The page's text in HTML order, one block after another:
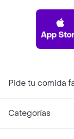
App
Pide tu comida
Categorías